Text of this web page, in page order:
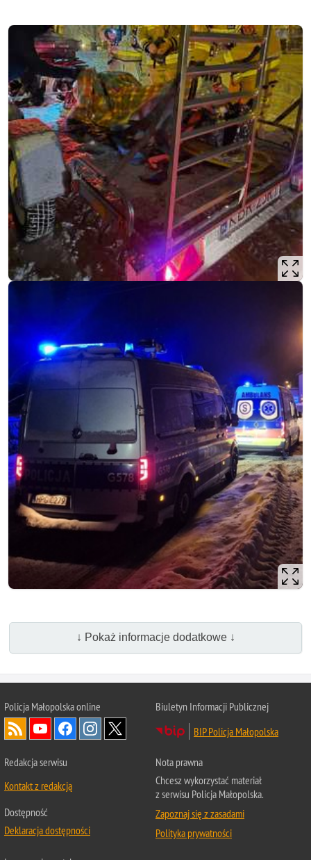
↓ Pokaż informacje dodatkowe ↓
Policja Małopolska online
Biuletyn Informacji Publicznej
BIP Policja Małopolska
Redakcja serwisu
Kontakt z redakcją
Dostępność
Deklaracja dostępności
Nota prawna
Chcesz wykorzystać materiał
z serwisu Policja Małopolska.
Zapoznaj się z zasadami
Polityka prywatności